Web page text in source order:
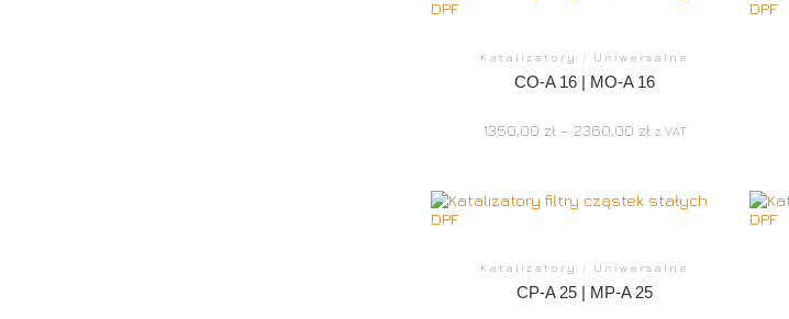
Katalizatory / Uniwersalne
CO-A 16 | MO-A 16
1350,00 zł – 2360,00 zł z VAT
Katalizatory / Uniwersalne
CP-A 25 | MP-A 25